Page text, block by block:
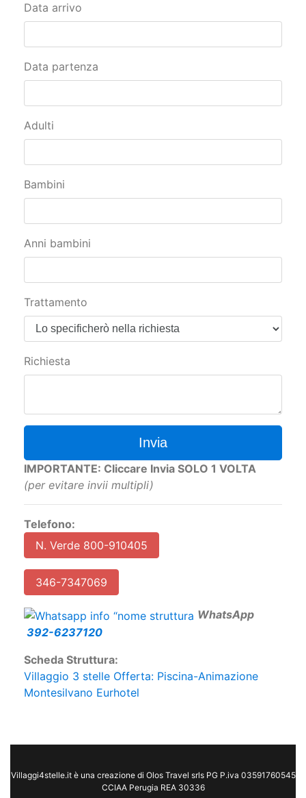
Data arrivo
Data partenza
Adulti
Bambini
Anni bambini
Trattamento
Richiesta
Invia
IMPORTANTE: Cliccare Invia SOLO 1 VOLTA
(per evitare invii multipli)
Telefono:
N. Verde 800-910405
346-7347069
WhatsApp
392-6237120
Scheda Struttura:
Villaggio 3 stelle Offerta: Piscina-Animazione
Montesilvano Eurhotel
Villaggi4stelle.it è una creazione di Olos Travel srls PG P.iva 03591760545
CCIAA Perugia REA 30336